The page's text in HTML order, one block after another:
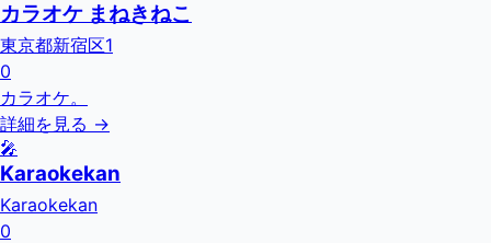
カラオケ まねきねこ
東京都新宿区1
0
カラオケ。
詳細を見る →
🎤
Karaokekan
Karaokekan
0